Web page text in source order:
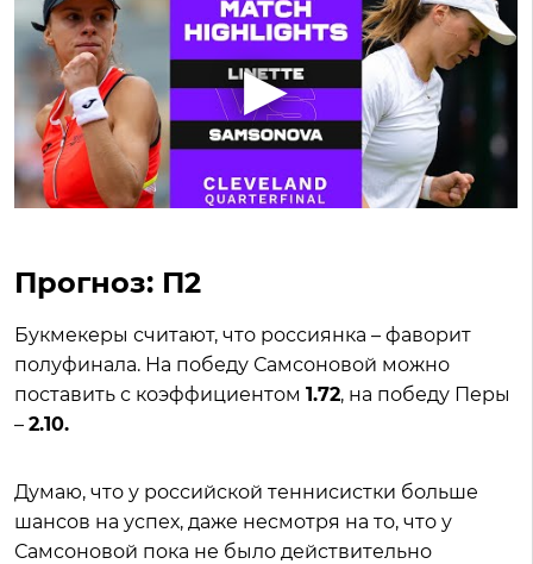
Прогноз: П2
Букмекеры считают, что россиянка – фаворит
полуфинала. На победу Самсоновой можно
поставить с коэффициентом 1.72, на победу Перы
– 2.10.
Думаю, что у российской теннисистки больше
шансов на успех, даже несмотря на то, что у
Самсоновой пока не было действительно